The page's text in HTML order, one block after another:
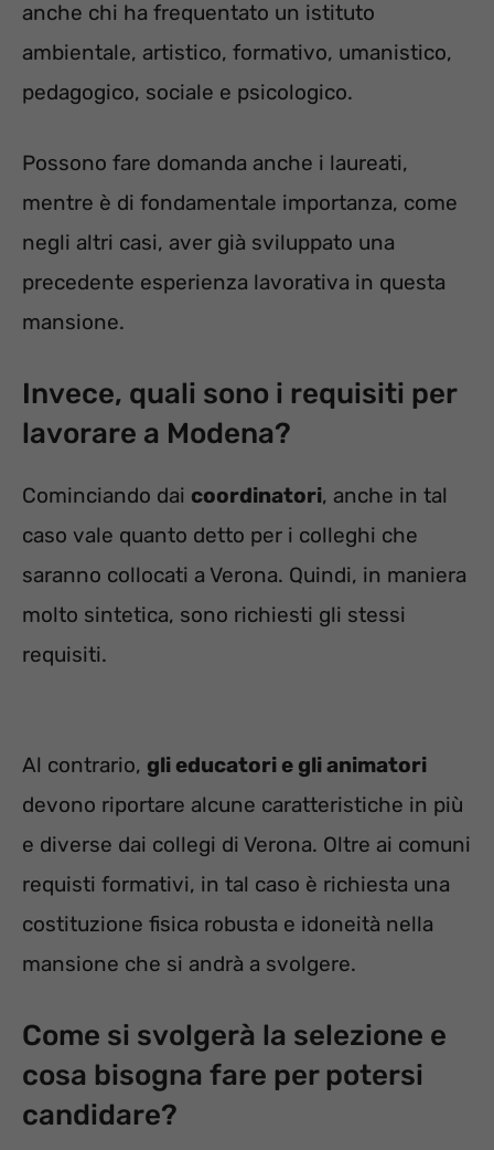
anche chi ha frequentato un istituto
ambientale, artistico, formativo, umanistico,
pedagogico, sociale e psicologico.
Possono fare domanda anche i laureati,
mentre è di fondamentale importanza, come
negli altri casi, aver già sviluppato una
precedente esperienza lavorativa in questa
mansione.
Invece, quali sono i requisiti per
lavorare a Modena?
Cominciando dai coordinatori, anche in tal
caso vale quanto detto per i colleghi che
saranno collocati a Verona. Quindi, in maniera
molto sintetica, sono richiesti gli stessi
requisiti.
Al contrario, gli educatori e gli animatori
devono riportare alcune caratteristiche in più
e diverse dai collegi di Verona. Oltre ai comuni
requisti formativi, in tal caso è richiesta una
costituzione fisica robusta e idoneità nella
mansione che si andrà a svolgere.
Come si svolgerà la selezione e
cosa bisogna fare per potersi
candidare?